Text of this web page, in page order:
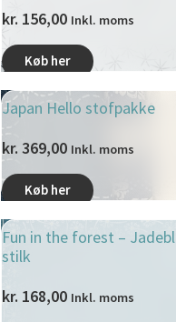
kr. 156,00 Inkl. moms
Køb her
Japan Hello stofpakke
kr. 369,00 Inkl. moms
Køb her
Fun in the forest –
stilk
kr. 168,00 Inkl. moms